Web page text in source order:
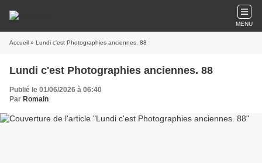
MENU
Accueil » Lundi c'est Photographies anciennes. 88
Lundi c'est Photographies anciennes. 88
Publié le 01/06/2026 à 06:40
Par Romain